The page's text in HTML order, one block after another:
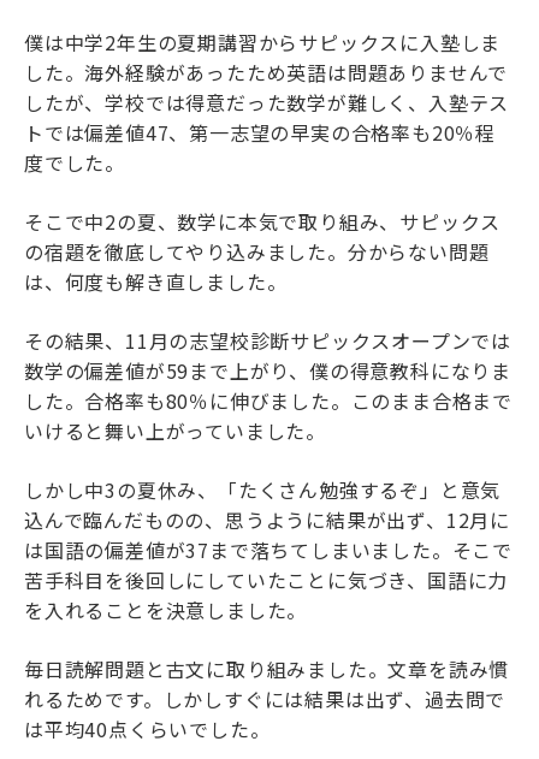
企業情報
採用情報
プライバシーポリシー
SAPIX中学部公式SNS
僕は中学2年生の夏期講習からサピックスに入塾しま
した。海外経験があったため英語は問題ありませんで
したが、学校では得意だった数学が難しく、入塾テス
トでは偏差値47、第一志望の早実の合格率も20％程
度でした。
そこで中2の夏、数学に本気で取り組み、サピックス
の宿題を徹底してやり込みました。分からない問題
は、何度も解き直しました。
その結果、11月の志望校診断サピックスオープンでは
数学の偏差値が59まで上がり、僕の得意教科になりま
した。合格率も80％に伸びました。このまま合格まで
いけると舞い上がっていました。
しかし中3の夏休み、「たくさん勉強するぞ」と意気
込んで臨んだものの、思うように結果が出ず、12月に
は国語の偏差値が37まで落ちてしまいました。そこで
苦手科目を後回しにしていたことに気づき、国語に力
を入れることを決意しました。
毎日読解問題と古文に取り組みました。文章を読み慣
れるためです。しかしすぐには結果は出ず、過去問で
は平均40点くらいでした。